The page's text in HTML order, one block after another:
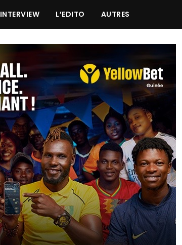
INTERVIEW L’EDITO AUTRES